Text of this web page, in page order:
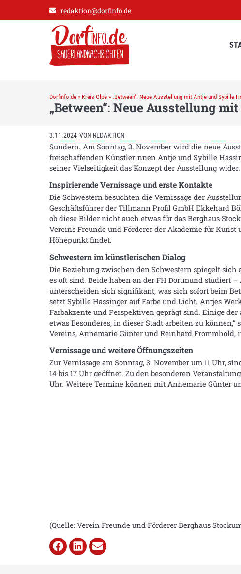
redaktion@dorfinfo.de
Dorfinfo.de » Kreis Olpe » „Between“: Neue Ausstellung mit Antje und Sybille
„Between“: Neue Ausstellung
3.11.2024 VON REDAKTION
Sundern. Am Sonntag, 3. November wird die neue
freischaffenden Künstlerinnen Antje und Sybille
seiner Vielseitigkeit das Konzept der Ausstellung wider.
Inspirierende Vernissage und erste Kontakte
Die Schwestern besuchten die Vernissage der
Geschäftsführer der Tillmann Profil GmbH Ekkehard
ob diese Bilder nicht auch etwas für das Berghaus
Vereins Freunde und Förderer der Akademie für
Höhepunkt findet.
Schwestern im künstlerischen Dialog
Die Beziehung zwischen den Schwestern spiegelt
es oft sind. Beide haben an der FH Dortmund studiert
unterscheiden sich signifikant, was sich sofort beim
setzt Sybille Hassinger auf Farbe und Licht. Antjes
Farbakzente und Perspektiven geprägt sind. Einige
etwas Besonderes, in dieser Stadt arbeiten zu
Vereins, Annemarie Günter und Reinhard Frommhold,
Vernissage und weitere Öffnungszeiten
Zur Vernissage am Sonntag, 3. November um 11 Uhr,
14 bis 17 Uhr geöffnet. Zu den besonderen
Uhr. Weitere Termine können mit Annemarie Günter
(Quelle: Verein Freunde und Förderer Berghaus